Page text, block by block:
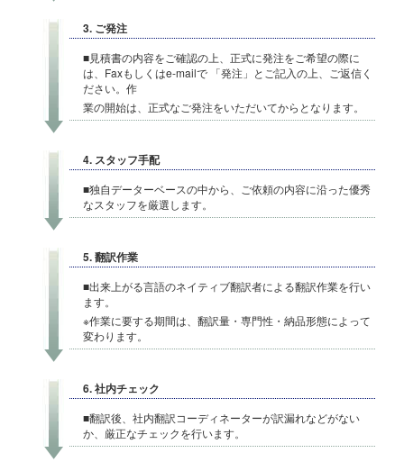
3. ご発注
■見積書の内容をご確認の上、正式に発注をご希望の際に
は、Faxもしくはe-mailで 「発注」とご記入の上、ご返信く
ださい。作
業の開始は、正式なご発注をいただいてからとなります。
4. スタッフ手配
■独自データーベースの中から、ご依頼の内容に沿った優秀
なスタッフを厳選します。
5. 翻訳作業
■出来上がる言語のネイティブ翻訳者による翻訳作業を行い
ます。
※作業に要する期間は、翻訳量・専門性・納品形態によって
変わります。
6. 社内チェック
■翻訳後、社内翻訳コーディネーターが訳漏れなどがない
か、厳正なチェックを行います。